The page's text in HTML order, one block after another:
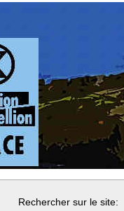
Rechercher sur le site: